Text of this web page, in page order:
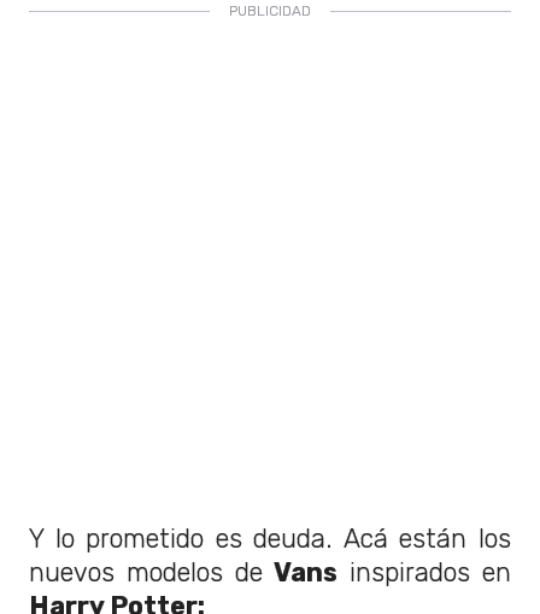
Y lo prometido es deuda. Acá están los
nuevos modelos deVans inspirados en
Harry Potter: